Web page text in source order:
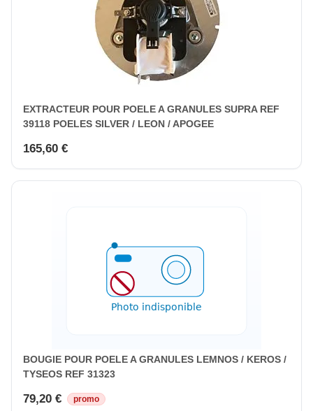
EXTRACTEUR POUR POELE A GRANULES SUPRA REF
39118 POELES SILVER / LEON / APOGEE
165,60 €
BOUGIE POUR POELE A GRANULES LEMNOS / KEROS /
TYSEOS REF 31323
79,20 € promo